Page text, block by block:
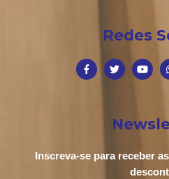
Redes
Inscreva-se para receber